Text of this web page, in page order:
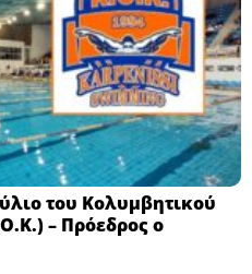
του Κολυμβητικού
– Πρόεδρος ο